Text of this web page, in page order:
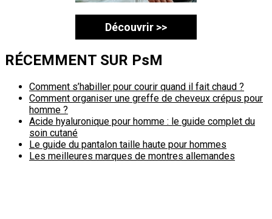
Découvrir >>
RÉCEMMENT SUR PsM
Comment s’habiller pour courir quand il fait chaud ?
Comment organiser une greffe de cheveux crépus pour
homme ?
Acide hyaluronique pour homme : le guide complet du
soin cutané
Le guide du pantalon taille haute pour hommes
Les meilleures marques de montres allemandes